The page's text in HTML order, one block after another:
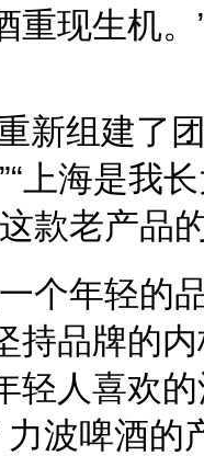
重现生机
新组建了
上海是我
款老产品
个年轻的
持品牌的
轻人喜欢
波啤酒的